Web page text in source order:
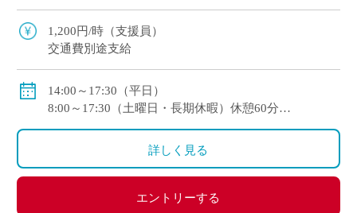
す。 皆さん、初めて勤務される方が多いの […]
1,200円/時（支援員）
交通費別途支給
14:00～17:30（平日）
8:00～17:30（土曜日・長期休暇）休憩60分
詳しく見る
エントリーする